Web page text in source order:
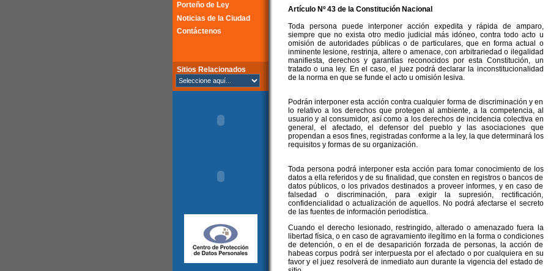
Porteño de Ley
Noticias de la Ciudad
Contáctenos
Sitios Relacionados
Artículo Nº 43 de la Constitución Nacional
Toda persona puede interponer acción expedita y rápida de amparo,
siempre que no exista otro medio judicial más idóneo, contra todo acto u
omisión de autoridades públicas o de particulares, que en forma actual o
inminente lesione, restrinja, altere o amenace, con arbitrariedad o ilegalidad
manifiesta, derechos y garantías reconocidos por esta Constitución, un
tratado o una ley. En el caso, el juez podrá declarar la inconstitucionalidad
de la norma en que se funde el acto u omisión lesiva.
Podrán interponer esta acción contra cualquier forma de discriminación y en
lo relativo a los derechos que protegen al ambiente, a la competencia, al
usuario y al consumidor, así como a los derechos de incidencia colectiva en
general, el afectado, el defensor del pueblo y las asociaciones que
propendan a esos fines, registradas conforme a la ley, la que determinará los
requisitos y formas de su organización.
Toda persona podrá interponer esta acción para tomar conocimiento de los
datos a ella referidos y de su finalidad, que consten en registros o bancos de
datos públicos, o los privados destinados a proveer informes, y en caso de
falsedad o discriminación, para exigir la supresión, rectificación,
confidencialidad o actualización de aquellos. No podrá afectarse el secreto
de las fuentes de información periodística.
Cuando el derecho lesionado, restringido, alterado o amenazado fuera la
libertad física, o en caso de agravamiento ilegítimo en la forma o condiciones
de detención, o en el de desaparición forzada de personas, la acción de
habeas corpus podrá ser interpuesta por el afectado o por cualquiera en su
favor y el juez resolverá de inmediato aun durante la vigencia del estado de